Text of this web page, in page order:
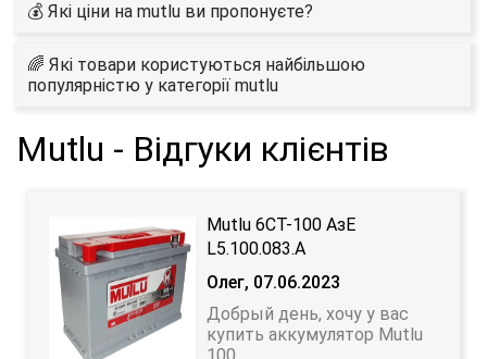
💰 Які ціни на mutlu ви пропонуєте?
🌈 Які товари користуються найбільшою
популярністю у категорії mutlu
Mutlu - Відгуки клієнтів
Mutlu 6СТ-100 АзЕ
L5.100.083.A
Олег, 07.06.2023
Добрый день, хочу у вас
купить аккумулятор Mutlu